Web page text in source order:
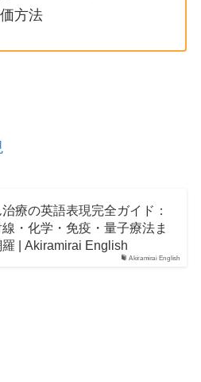
方法
Akiramirai English
療の英語表現完全ガイド：
・化学・免疫・量子療法ま
羅 | Akiramirai English